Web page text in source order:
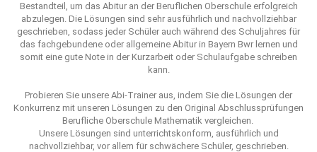
Bestandteil, um das Abitur an der Beruflichen Oberschule erfolgreich
abzulegen. Die Lösungen sind sehr ausführlich und nachvollziehbar
geschrieben, sodass jeder Schüler auch während des Schuljahres für
das fachgebundene oder allgemeine Abitur in Bayern Bwr lernen und
somit eine gute Note in der Kurzarbeit oder Schulaufgabe schreiben
kann.
Probieren Sie unsere Abi-Trainer aus, indem Sie die Lösungen der
Konkurrenz mit unseren Lösungen zu den Original Abschlussprüfungen
Berufliche Oberschule Mathematik vergleichen.
Unsere Lösungen sind unterrichtskonform, ausführlich und
nachvollziehbar, vor allem für schwächere Schüler, geschrieben.